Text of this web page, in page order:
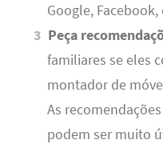
Google, Facebook,
Peça
familiares se eles
montador de
As
podem ser muito